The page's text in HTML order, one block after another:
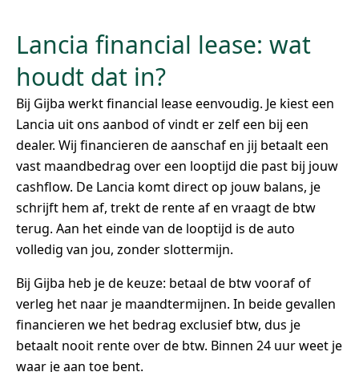
Lancia financial lease: wat
houdt dat in?
Bij Gijba werkt financial lease eenvoudig. Je kiest een
Lancia uit ons aanbod of vindt er zelf een bij een
dealer. Wij financieren de aanschaf en jij betaalt een
vast maandbedrag over een looptijd die past bij jouw
cashflow. De Lancia komt direct op jouw balans, je
schrijft hem af, trekt de rente af en vraagt de btw
terug. Aan het einde van de looptijd is de auto
volledig van jou, zonder slottermijn.
Bij Gijba heb je de keuze: betaal de btw vooraf of
verleg het naar je maandtermijnen. In beide gevallen
financieren we het bedrag exclusief btw, dus je
betaalt nooit rente over de btw. Binnen 24 uur weet je
waar je aan toe bent.